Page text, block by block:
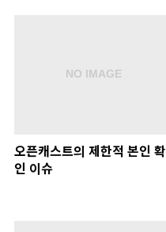
오픈캐스트의 제한적 본인 확
인 이슈